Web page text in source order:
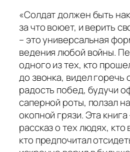
«Солдат должен быть
за что воюет, и верить
– это универсальная
ведения любой войны.
одного из тех, кто
до звонка, видел горечь
радость побед, будучи
саперной роты, ползал
окопной грязи. Эта
рассказ о тех людях, кто
кто предпочитал